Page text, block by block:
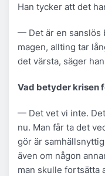
Han tycker att det
— Det är en sanslös
magen, allting tar
det värsta, säger
Vad betyder krisen
— Det vet vi inte.
nu. Man får ta det
gör är
även om någon
man skulle fortsätta